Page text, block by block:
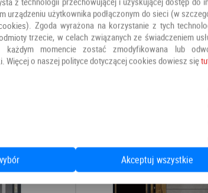
Kategoria:Drzwi zewnętrzne
Producent:MAR-TOM
urządzeniu użytkownika podłączonym do sieci (w
Zgoda wyrażona na korzystanie z tych
trzecie, w celach związanych ze świadczeniem
momencie zostać zmodyfikowana lub
Więcej o naszej polityce dotyczącej cookies dowiesz się
Akceptuj wszystkie